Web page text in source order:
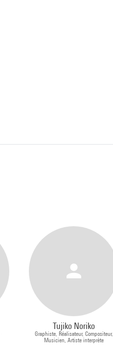
Tujiko Noriko
Graphiste, Réalisateur, Compositeur,
Musicien, Artiste interprète